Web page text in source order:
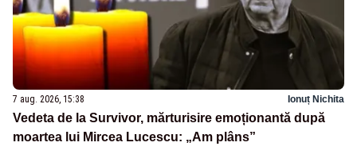
7 aug. 2026, 15:38 Ionuț Nichita
Vedeta de la Survivor, mărturisire emoționantă după
moartea lui Mircea Lucescu: „Am plâns”